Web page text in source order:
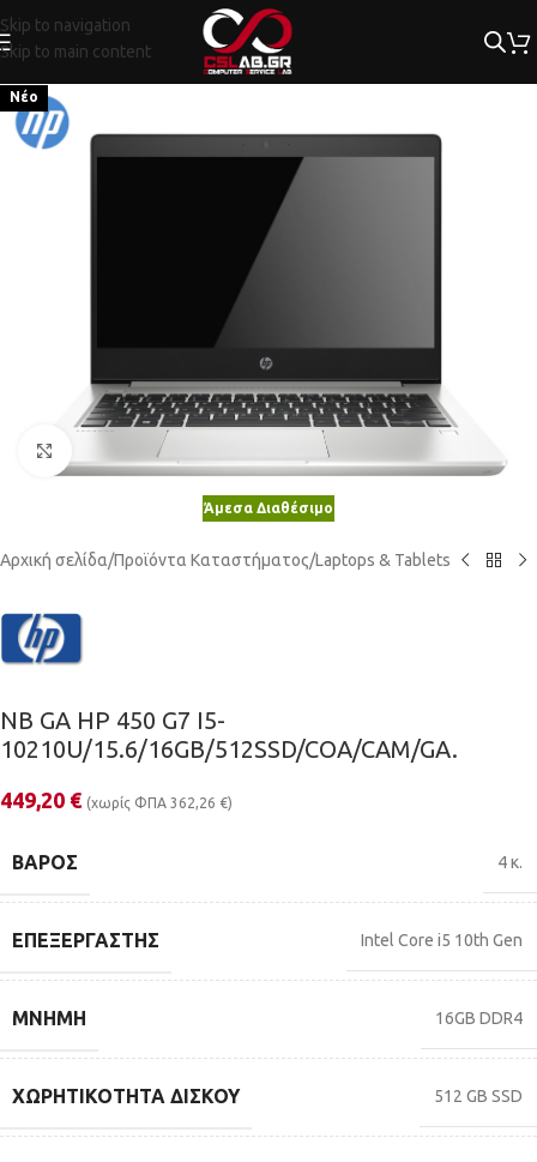
Skip to navigation
Skip to main content
Νέο
Κλικ για μεγέθυνση
Άμεσα Διαθέσιμο
Αρχική σελίδα/Προϊόντα Καταστήματος/Laptops & Tablets
NB GA HP 450 G7 I5-
10210U/15.6/16GB/512SSD/COA/CAM/GA.
449,20 € (χωρίς ΦΠΑ 362,26 €)
ΒΆΡΟΣ 4 κ.
ΕΠΕΞΕΡΓΑΣΤΉΣ Intel Core i5 10th Gen
ΜΝΉΜΗ 16GB DDR4
ΧΩΡΗΤΙΚΌΤΗΤΑ ΔΊΣΚΟΥ 512 GB SSD